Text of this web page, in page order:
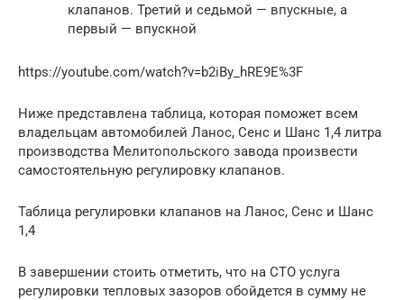
клапанов. Третий и седьмой — впускные, а
первый — впускной
https://youtube.com/watch?v=b2iBy_hRE9E%3F
Ниже представлена таблица, которая поможет всем
владельцам автомобилей Ланос, Сенс и Шанс 1,4 литра
производства Мелитопольского завода произвести
самостоятельную регулировку клапанов.
Таблица регулировки клапанов на Ланос, Сенс и Шанс
1,4
В завершении стоить отметить, что на СТО услуга
регулировки тепловых зазоров обойдется в сумму не